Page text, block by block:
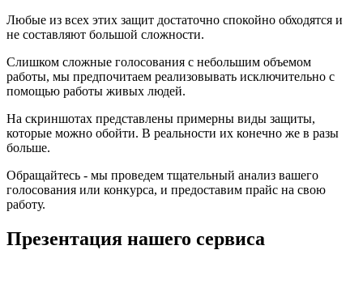
Любые из всех этих защит достаточно спокойно обходятся и
не составляют большой сложности.
Слишком сложные голосования с небольшим объемом
работы, мы предпочитаем реализовывать исключительно с
помощью работы живых людей.
На скриншотах представлены примерны виды защиты,
которые можно обойти. В реальности их конечно же в разы
больше.
Обращайтесь - мы проведем тщательный анализ вашего
голосования или конкурса, и предоставим прайс на свою
работу.
Презентация нашего сервиса